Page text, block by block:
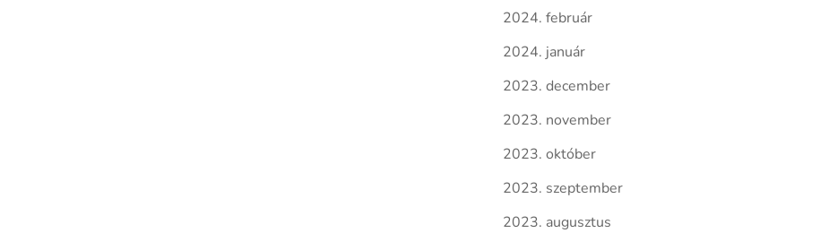
2024. február
2024. január
2023. december
2023. november
2023. október
2023. szeptember
2023. augusztus